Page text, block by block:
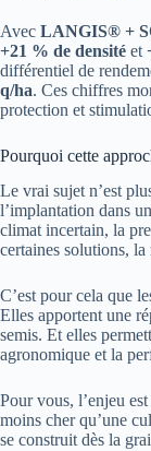
Avec LANGIS® +
+21 % de densité et
différentiel de
q/ha. Ces chiffres
protection et
Pourquoi cette
Le vrai sujet n’est
l’implantation dans
climat incertain, la
certaines solutions,
C’est pour cela que
Elles apportent une
semis. Et elles
agronomique et la
Pour vous, l’enjeu
moins cher qu’une
se construit dès la